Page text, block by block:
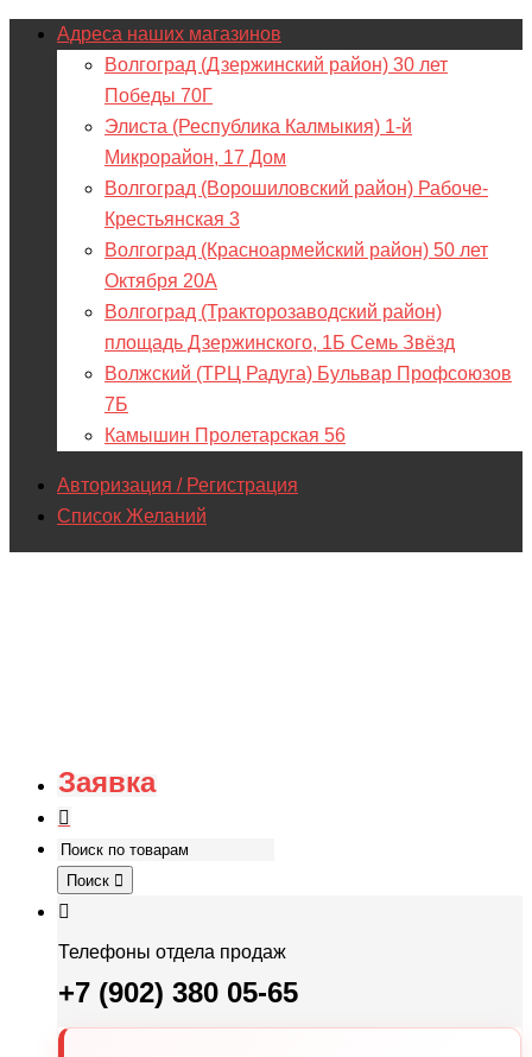
Адреса наших магазинов
Волгоград (Дзержинский район) 30 лет
Победы 70Г
Элиста (Республика Калмыкия) 1-й
Микрорайон, 17 Дом
Волгоград (Ворошиловский район) Рабоче-
Крестьянская 3
Волгоград (Красноармейский район) 50 лет
Октября 20А
Волгоград (Тракторозаводский район)
площадь Дзержинского, 1Б Семь Звёзд
Волжский (ТРЦ Радуга) Бульвар Профсоюзов
7Б
Камышин Пролетарская 56
Авторизация / Регистрация
Список Желаний
Заявка
Поиск
Телефоны отдела продаж
+7 (902) 380 05-65